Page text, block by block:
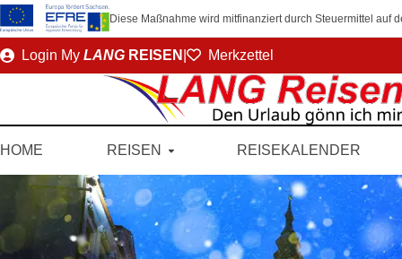
Diese Maßnahme wird mitfinanziert durch Steuermittel auf
DirektLogin My LANG REISEN Merkzettel
HOME REISEN REISEKALENDER